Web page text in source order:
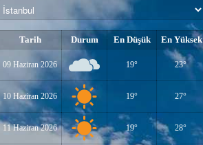
Kadın İstihdamı mı, Aileyi Bitirme Projesi
Tarık Sharabaty
Yapay Zeka ve İş Hayatındaki Değişimler
Esenlerin Ablası
BAŞARILI OLMANIN SIRLARI
Tarih Durum En Düşük En Yüksek
09 Haziran 2026 19° 23°
10 Haziran 2026 19° 27°
11 Haziran 2026 19° 28°